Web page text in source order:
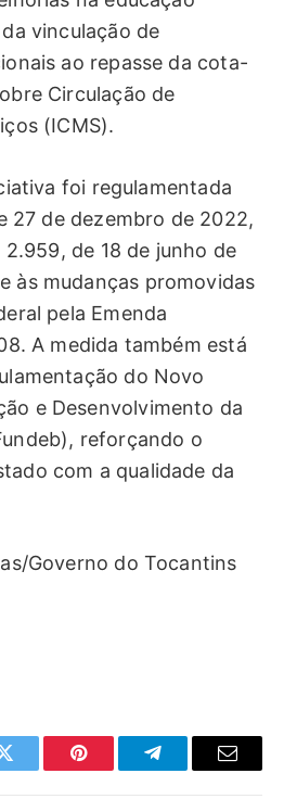
vinculação de
ao repasse da cota-
Circulação de
(ICMS).
foi regulamentada
27 de dezembro de 2022,
2.959, de 18 de junho de
às mudanças promovidas
pela Emenda
A medida também está
do Novo
e Desenvolvimento da
reforçando o
com a qualidade da
Governo do Tocantins
Twitter Pinterest TelegramaE-